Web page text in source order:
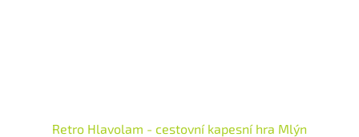
Retro Hlavolam - cestovní kapesní hra Mlýn